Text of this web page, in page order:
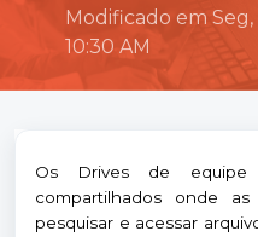
Modificado em Seg,
10:30 AM
Os Drives de
compartilhados onde
pesquisar e acessar